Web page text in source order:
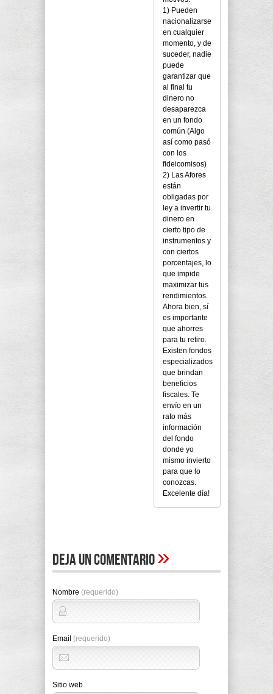
1) Pueden
nacionalizarse
en cualquier
momento, y de
suceder, nadie
puede
garantizar que
al final tu
dinero no
desaparezca
en un fondo
común (Algo
así como pasó
con los
fideicomisos)
2) Las Afores
están
obligadas por
ley a invertir tu
dinero en
cierto tipo de
instrumentos y
con ciertos
porcentajes, lo
que impide
maximizar tus
rendimientos.
Ahora bien, sí
es importante
que ahorres
para tu retiro.
Existen fondos
especializados
que brindan
beneficios
fiscales. Te
envío en un
rato más
información
del fondo
donde yo
mismo invierto
para que lo
conozcas.
Excelente día!
Deja un comentario»
Nombre (requerido)
Email (requerido)
Sitio web